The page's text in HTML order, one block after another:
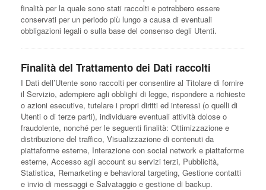
finalità per la quale sono stati raccolti e potrebbero essere
conservati per un periodo più lungo a causa di eventuali
obbligazioni legali o sulla base del consenso degli Utenti.
Finalità del Trattamento dei Dati raccolti
I Dati dell’Utente sono raccolti per consentire al Titolare di fornire
il Servizio, adempiere agli obblighi di legge, rispondere a richieste
o azioni esecutive, tutelare i propri diritti ed interessi (o quelli di
Utenti o di terze parti), individuare eventuali attività dolose o
fraudolente, nonché per le seguenti finalità: Ottimizzazione e
distribuzione del traffico, Visualizzazione di contenuti da
piattaforme esterne, Interazione con social network e piattaforme
esterne, Accesso agli account su servizi terzi, Pubblicità,
Statistica, Remarketing e behavioral targeting, Gestione contatti
e invio di messaggi e Salvataggio e gestione di backup.